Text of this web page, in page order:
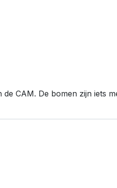
CAM. De bomen zijn iets